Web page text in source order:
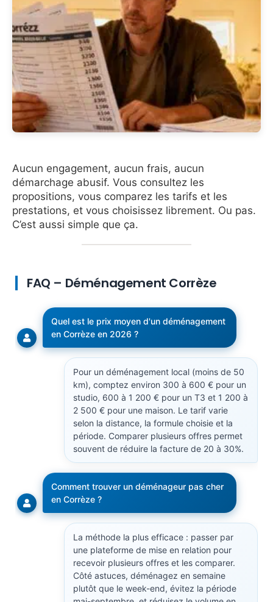
Aucun engagement, aucun frais, aucun
démarchage abusif. Vous consultez les
propositions, vous comparez les tarifs et les
prestations, et vous choisissez librement. Ou pas.
C’est aussi simple que ça.
FAQ – Déménagement Corrèze
Quel est le prix moyen d'un déménagement
en Corrèze en 2026 ?
Pour un déménagement local (moins de 50
km), comptez environ 300 à 600 € pour un
studio, 600 à 1 200 € pour un T3 et 1 200 à
2 500 € pour une maison. Le tarif varie
selon la distance, la formule choisie et la
période. Comparer plusieurs offres permet
souvent de réduire la facture de 20 à 30%.
Comment trouver un déménageur pas cher
en Corrèze ?
La méthode la plus efficace : passer par
une plateforme de mise en relation pour
recevoir plusieurs offres et les comparer.
Côté astuces, déménagez en semaine
plutôt que le week-end, évitez la période